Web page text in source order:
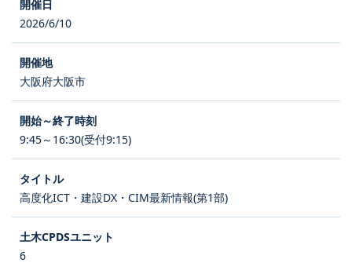
2026/6/10
大阪府大阪市
9:45～16:30(受付9:15)
高度化ICT・建設DX・CIM最新情報(第1部)
6